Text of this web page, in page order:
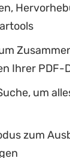
Ihrer PDF-
um
zum